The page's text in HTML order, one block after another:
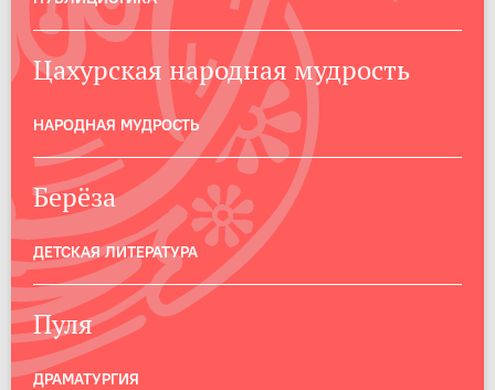
Цахурская народная мудрость
НАРОДНАЯ МУДРОСТЬ
Берёза
ДЕТСКАЯ ЛИТЕРАТУРА
Пуля
ДРАМАТУРГИЯ